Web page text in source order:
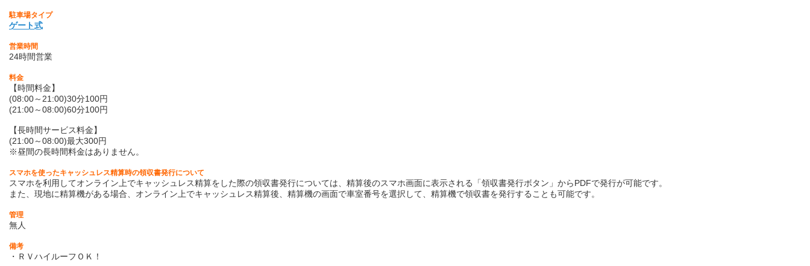
駐車場タイプ
ゲート式
営業時間
24時間営業
料金
【時間料金】
(08:00～21:00)30分100円
(21:00～08:00)60分100円
【長時間サービス料金】
(21:00～08:00)最大300円
※昼間の長時間料金はありません。
スマホを使ったキャッシュレス精算時の領収書発行について
スマホを利用してオンライン上でキャッシュレス精算をした際の領収書発行については、精算後のスマホ画面に表示される「領収書発行ボタン」からPDFで発行が可能です。
また、現地に精算機がある場合、オンライン上でキャッシュレス精算後、精算機の画面で車室番号を選択して、精算機で領収書を発行することも可能です。
管理
無人
備考
・ＲＶハイルーフＯＫ！